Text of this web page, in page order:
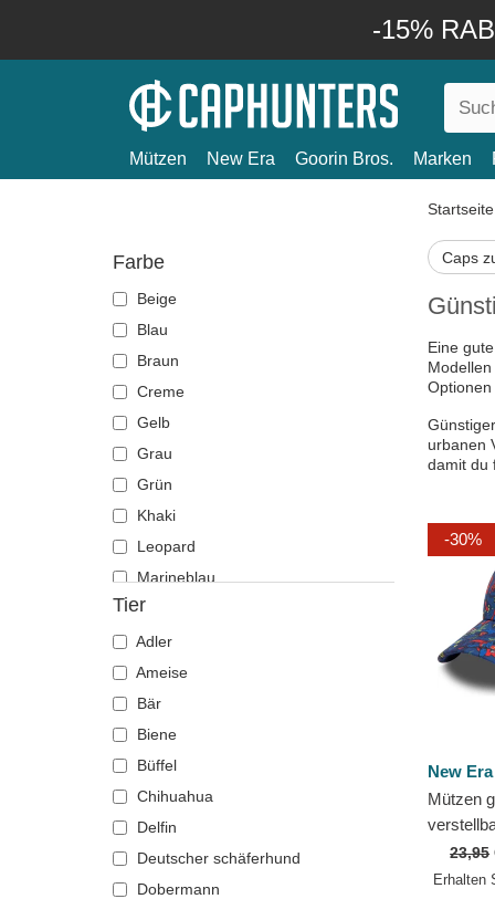
-15%
Mützen New Era Goorin Bros. Marken
Farbe
Beige
Blau
Braun
Creme
Gelb
Grau
Grün
Khaki
Leopard
Marineblau
Mehrfarbig
Orange
Rosa
Rot
Schwarz
Stein
Tarnung
Violett
Weiß
Tier
Adler
Ameise
Bär
Biene
Büffel
Chihuahua
Delfin
Deutscher schäferhund
Dobermann
Startseite
Caps
Eine
urbanen
damit du
-30%
New Era
Mützen
23,95
Erhalten